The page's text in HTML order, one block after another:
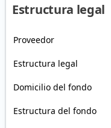
Estructura legal
Proveedor
Estructura legal
Domicilio del fondo
Estructura del fondo